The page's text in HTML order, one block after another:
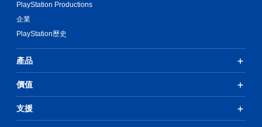
PlayStation Productions
企業
PlayStation歷史
產品
價值
支援